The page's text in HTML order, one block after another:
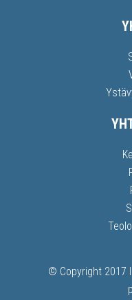
© Copyright 2017